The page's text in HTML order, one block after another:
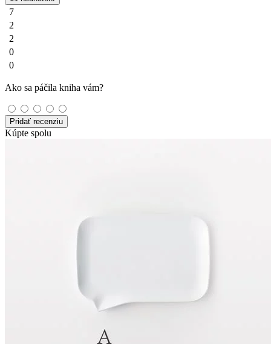
7
2
2
0
0
Ako sa páčila kniha vám?
Pridať recenziu
Kúpte spolu